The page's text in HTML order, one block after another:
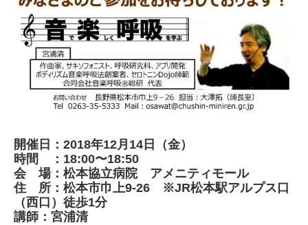
開催日：2018年12月14日（金）
時間 ：18:00〜18:50
会 場：松本協立病院 アメニティモール
住 所：松本市巾上9-26 ※JR松本駅アルプス口
（西口）徒歩1分
講師：宮浦清